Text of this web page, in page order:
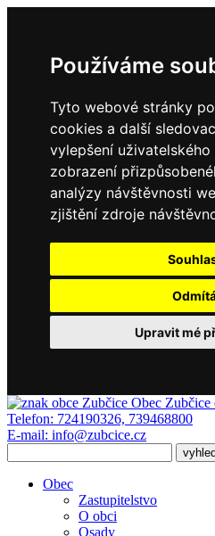
Používáme
Tyto webové stránky
cookies a další
vylepšení
zobrazení
analýzy návštěvnosti
zjištění zdroje
Upravit mé
Obec Zubčice
Telefon: 724190326, 739468800
E-mail: info@zubcice.cz
Obec
Zastupitelstvo
O obci
Osady